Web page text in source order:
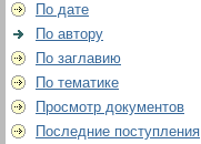
По дате
По автору
По заглавию
По тематике
Просмотр документов
Последние поступления